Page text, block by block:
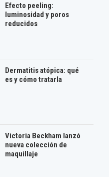
Efecto peeling:
luminosidad y poros
reducidos
Dermatitis atópica: qué
es y cómo tratarla
Victoria Beckham lanzó
nueva colección de
maquillaje